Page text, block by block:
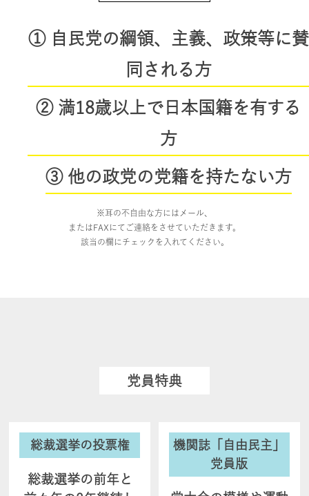
① 自民党の綱領、主義、政策等に賛
同される方
② 満18歳以上で日本国籍を有する
方
③ 他の政党の党籍を持たない方
※耳の不自由な方にはメール、
またはFAXにてご連絡をさせていただきます。
該当の欄にチェックを入れてください。
党員特典
総裁選挙の投票権
総裁選挙の前年と
機関誌「自由民主」
党員版